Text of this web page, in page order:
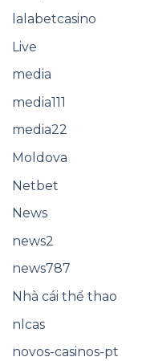
lalabetcasino
Live
media
media111
media22
Moldova
Netbet
News
news2
news787
Nhà cái thể thao
nlcas
novos-casinos-pt